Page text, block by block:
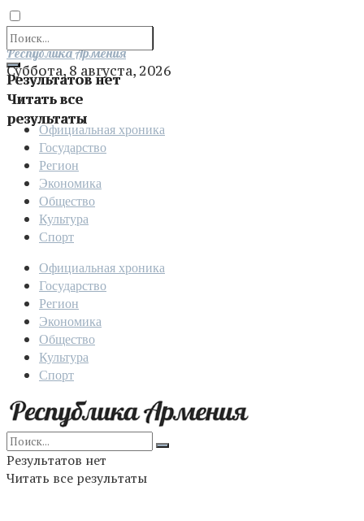
Результатов нет
Читать все
результаты
Отправить
Республика Армения
Суббота, 8 августа, 2026
Официальная хроника
Государство
Регион
Экономика
Общество
Культура
Спорт
Официальная хроника
Государство
Регион
Экономика
Общество
Культура
Спорт
Результатов нет
Читать все результаты